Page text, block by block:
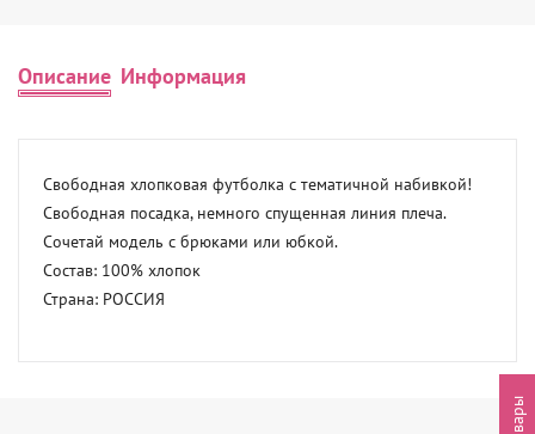
Описание Информация
Свободная хлопковая футболка с тематичной набивкой!
Свободная посадка, немного спущенная линия плеча.
Сочетай модель с брюками или юбкой.
Состав: 100% хлопок
Страна: РОССИЯ